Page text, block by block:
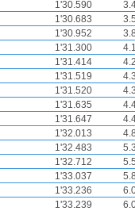
1'30.590
1'30.683
1'30.952
1'31.300
1'31.414
1'31.519
1'31.520
1'31.635
1'31.647
1'32.013
1'32.483
1'32.712
1'33.037
1'33.236
1'33.239